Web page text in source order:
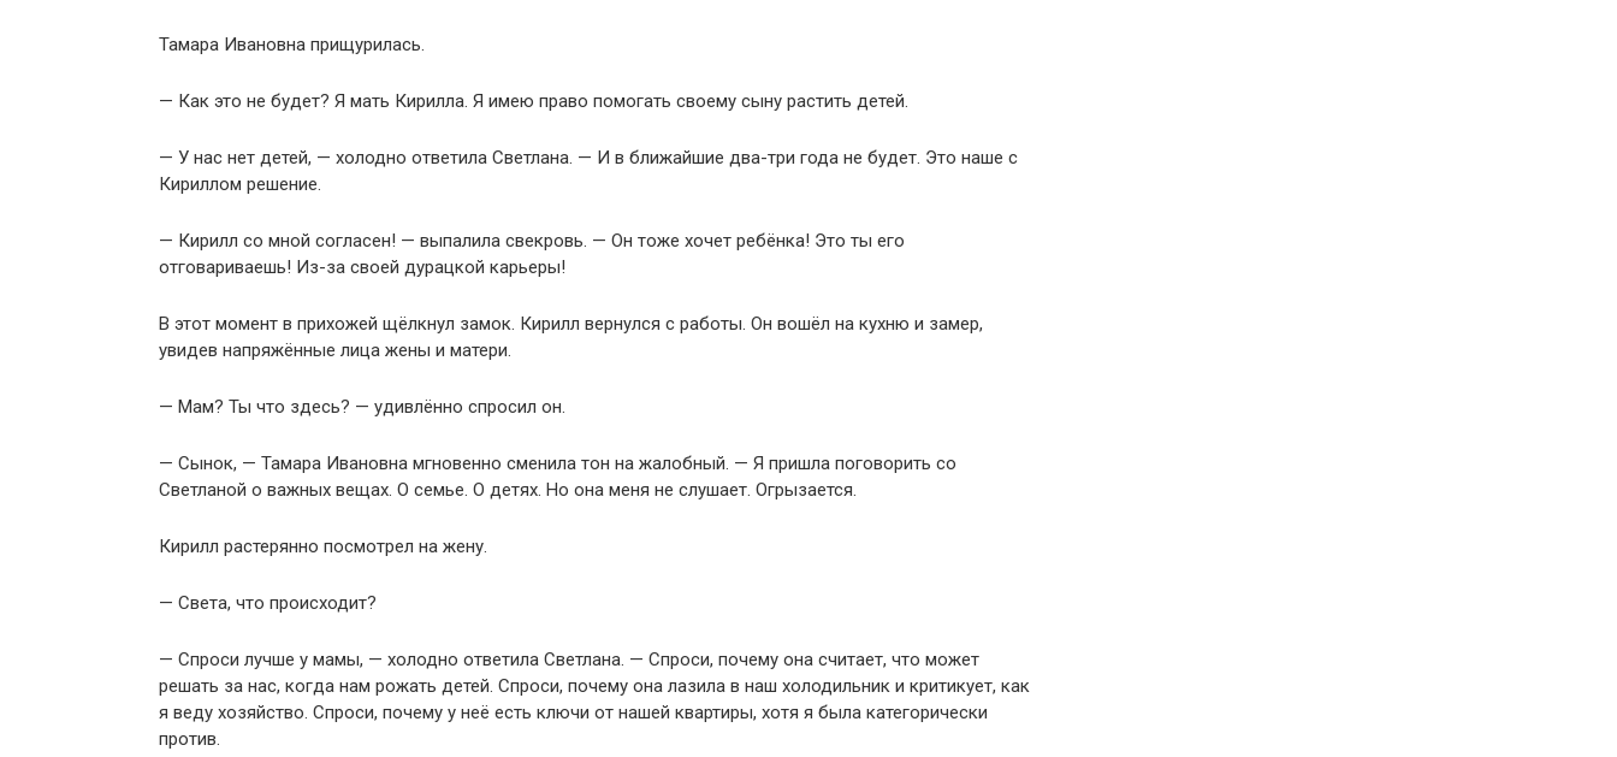
Тамара Ивановна прищурилась.
— Как это не будет? Я мать Кирилла. Я имею право помогать своему сыну растить детей.
— У нас нет детей, — холодно ответила Светлана. — И в ближайшие два-три года не будет. Это наше с
Кириллом решение.
— Кирилл со мной согласен! — выпалила свекровь. — Он тоже хочет ребёнка! Это ты его
отговариваешь! Из-за своей дурацкой карьеры!
В этот момент в прихожей щёлкнул замок. Кирилл вернулся с работы. Он вошёл на кухню и замер,
увидев напряжённые лица жены и матери.
— Мам? Ты что здесь? — удивлённо спросил он.
— Сынок, — Тамара Ивановна мгновенно сменила тон на жалобный. — Я пришла поговорить со
Светланой о важных вещах. О семье. О детях. Но она меня не слушает. Огрызается.
Кирилл растерянно посмотрел на жену.
— Света, что происходит?
— Спроси лучше у мамы, — холодно ответила Светлана. — Спроси, почему она считает, что может
решать за нас, когда нам рожать детей. Спроси, почему она лазила в наш холодильник и критикует, как
я веду хозяйство. Спроси, почему у неё есть ключи от нашей квартиры, хотя я была категорически
против.